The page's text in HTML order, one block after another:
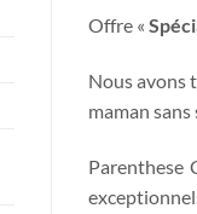
Offre «
Nous avons
maman sans
Parenthese